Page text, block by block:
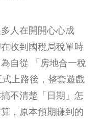
人在開開心心成
收到國稅局稅單時
自從 「房地合一稅
上路後，整套遊戲
不清楚「日期」怎
，原本預期賺到的